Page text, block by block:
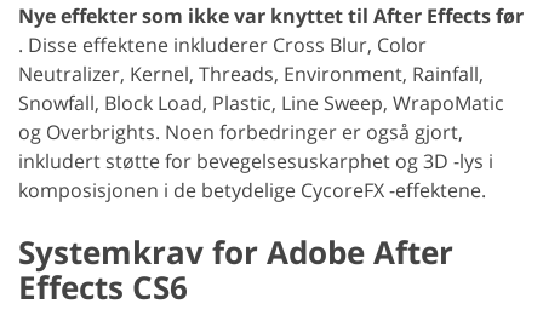
Nye effekter som ikke var knyttet til After Effects før
. Disse effektene inkluderer Cross Blur, Color
Neutralizer, Kernel, Threads, Environment, Rainfall,
Snowfall, Block Load, Plastic, Line Sweep, WrapoMatic
og Overbrights. Noen forbedringer er også gjort,
inkludert støtte for bevegelsesuskarphet og 3D -lys i
komposisjonen i de betydelige CycoreFX -effektene.
Systemkrav for Adobe After
Effects CS6